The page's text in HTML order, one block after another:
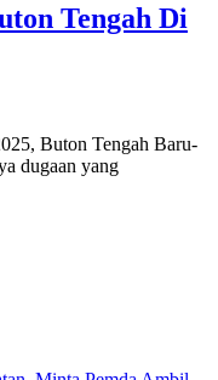
Tengah Di
Buton Tengah Baru-
dugaan yang